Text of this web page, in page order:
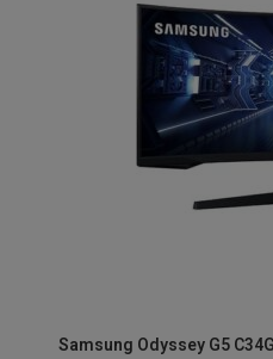
Samsung Odyssey G5